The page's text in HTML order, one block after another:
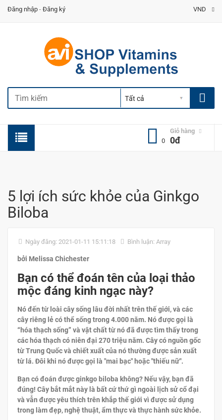
Đăng nhập - Đăng ký VND
Giỏ hàng
0
0đ
5 lợi ích sức khỏe của Ginkgo
Biloba
Ngày đăng: 2021-01-11 15:11:18 Bình luận: Array
bởi Melissa Chichester
Bạn có thể đoán tên của loại thảo
mộc đáng kinh ngạc này?
Nó đến từ loài cây sống lâu đời nhất trên thế giới, và các
cây riêng lẻ có thể sống trong 4.000 năm. Nó được gọi là
“hóa thạch sống” và vật chất từ ​​nó đã được tìm thấy trong
các hóa thạch có niên đại 270 triệu năm. Cây có nguồn gốc
từ Trung Quốc và chiết xuất của nó thường được sản xuất
từ ​​lá. Đôi khi nó được gọi là "mai bạc" hoặc "thiếu nữ".
Bạn có đoán được ginkgo biloba không? Nếu vậy, bạn đã
đúng! Cây bắt mắt này là bất cứ thứ gì ngoài lịch sử cổ đại
và vẫn được yêu thích trên khắp thế giới vì được sử dụng
trong làm đẹp, nghệ thuật, ẩm thực và thực hành sức khỏe.